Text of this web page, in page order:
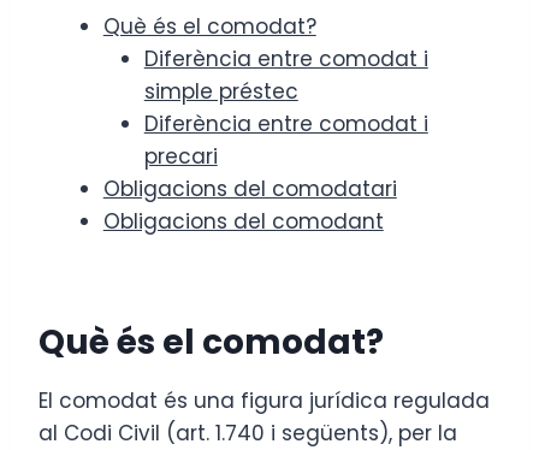
Què és el comodat?
Diferència entre comodat i
simple préstec
Diferència entre comodat i
precari
Obligacions del comodatari
Obligacions del comodant
Què és el comodat?
El comodat és una figura jurídica regulada
al Codi Civil (art. 1.740 i següents), per la